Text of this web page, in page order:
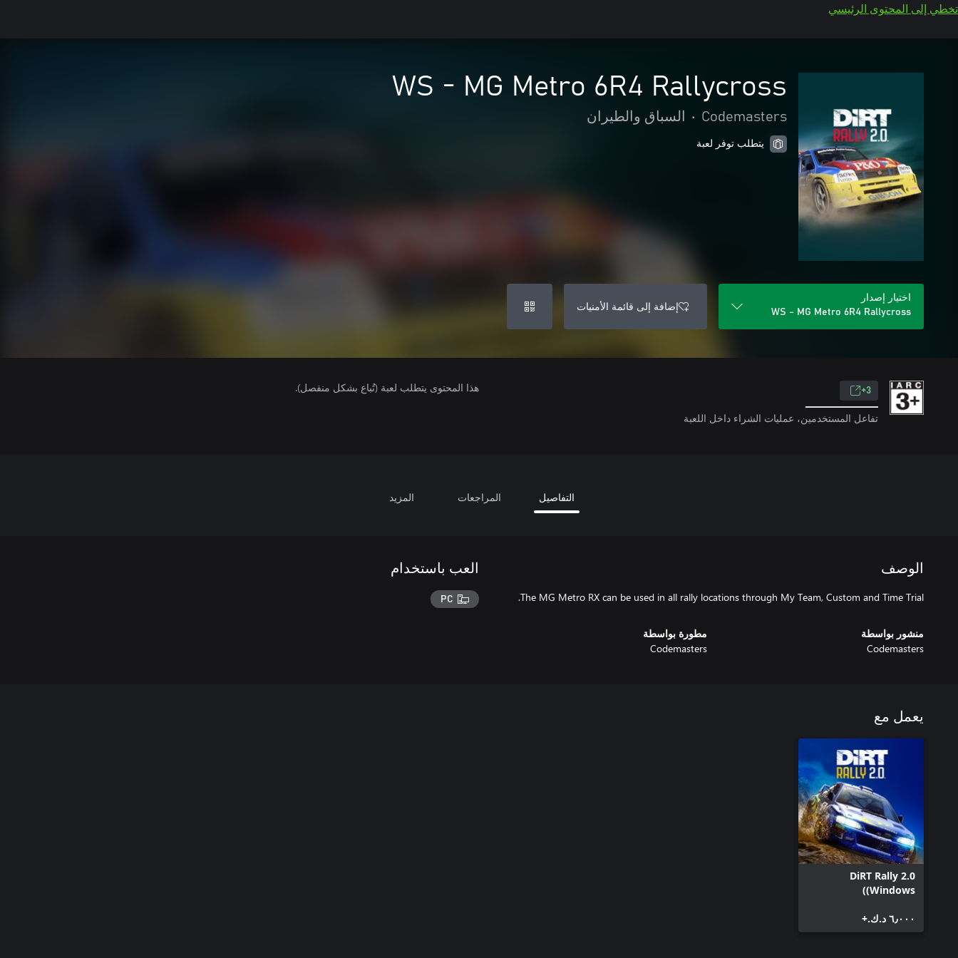
تخطي إلى المحتوى الرئيسي
WS - MG Metro 6R4 Rallycross
Codemasters
• السباق والطيران
يتطلب توفر لعبة
اختيار إصدار
WS - MG Metro 6R4 Rallycross
إضافة إلى قائمة الأمنيات
3+
تفاعل المستخدمين، عمليات الشراء داخل اللعبة
هذا المحتوى يتطلب لعبة (تُباع بشكل منفصل).
التفاصيل المراجعات المزيد
الوصف
The MG Metro RX can be used in all rally locations through My Team, Custom and Time Trial.
منشور بواسطة
Codemasters
مطورة بواسطة
Codemasters
العب باستخدام
PC
يعمل مع
DiRT Rally 2.0
(Windows)
٦٫٠٠٠ د.ك.‏+